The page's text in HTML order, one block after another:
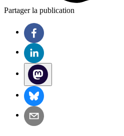
Partager la publication